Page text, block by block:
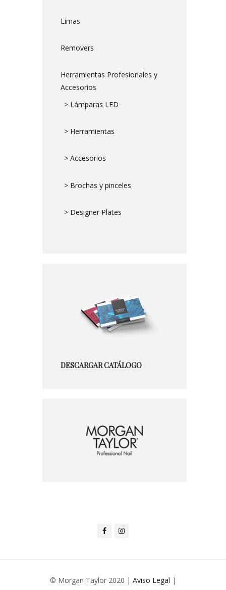
Limas
Removers
Herramientas Profesionales y
Accesorios
> Lámparas LED
> Herramientas
> Accesorios
> Brochas y pinceles
> Designer Plates
DESCARGAR CATÁLOGO
© Morgan Taylor 2020 | Aviso Legal |